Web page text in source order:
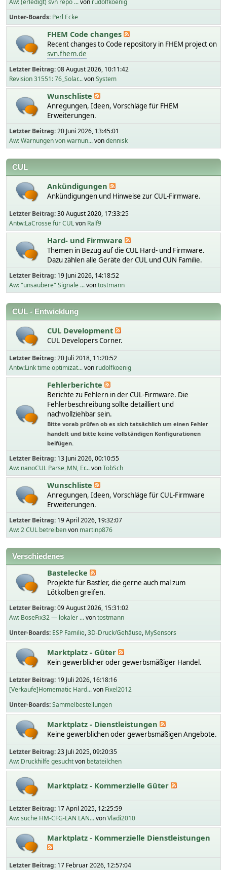
Aw: (erledigt) svn repo ...von rudolfkoenig
Unter-Boards Perl Ecke
FHEM Code changes
Recent changes to Code repository in FHEM project on
svn.fhem.de
Letzter Beitrag:08 August 2026, 10:11:42
Revision 31551: 76_Solar...vonSystem
Wunschliste
Anregungen, Ideen, Vorschläge für FHEM
Erweiterungen.
Letzter Beitrag:20 Juni 2026, 13:45:01
Aw: Warnungen von warnun...vondennisk
CUL
Ankündigungen
Ankündigungen und Hinweise zur CUL-Firmware.
Letzter Beitrag:30 August 2020, 17:33:25
Antw:LaCrosse für CULvon Ralf9
Hard- und Firmware
Themen in Bezug auf die CUL Hard- und Firmware.
Dazu zählen alle Geräte der CUL und CUN Familie.
Letzter Beitrag: 19 Juni 2026, 14:18:52
Aw: "unsaubere" Signale ...vontostmann
CUL - Entwicklung
CUL Development
CUL Developers Corner.
Letzter Beitrag:20 Juli 2018, 11:20:52
Antw:Link time optimizat...von rudolfkoenig
Fehlerberichte
Berichte zu Fehlern in der CUL-Firmware. Die
Fehlerbeschreibung sollte detailliert und
nachvollziehbar sein.
Bitte vorab prüfen ob es sich tatsächlich um einen Fehler
handelt und bitte keine vollständigen Konfigurationen
beifügen.
Letzter Beitrag: 13 Juni 2026, 00:10:55
Aw: nanoCUL Parse_MN, Er...vonTobSch
Wunschliste
Anregungen, Ideen, Vorschläge für CUL-Firmware
Erweiterungen.
Letzter Beitrag: 19 April 2026, 19:32:07
Aw: 2 CUL betreibenvon martinp876
Verschiedenes
Bastelecke
Projekte für Bastler, die gerne auch mal zum
Lötkolben greifen.
Letzter Beitrag:09 August 2026, 15:31:02
Aw: BoseFix32 — lokaler ...vontostmann
Unter-Boards ESP Familie 3D-Druck/Gehäuse MySensors
Marktplatz - Güter
Kein gewerblicher oder gewerbsmäßiger Handel.
Letzter Beitrag: 19 Juli 2026, 16:18:16
[Verkaufe]Homematic Hard...von Fixel2012
Unter-Boards Sammelbestellungen
Marktplatz - Dienstleistungen
Keine gewerblichen oder gewerbsmäßigen Angebote.
Letzter Beitrag:23 Juli 2025, 09:20:35
Aw: Druckhilfe gesuchtvon betateilchen
Marktplatz - Kommerzielle Güter
Letzter Beitrag: 17 April 2025, 12:25:59
Aw: suche HM-CFG-LAN LAN...vonVladi2010
Marktplatz - Kommerzielle Dienstleistungen
Letzter Beitrag: 17 Februar 2026, 12:57:04